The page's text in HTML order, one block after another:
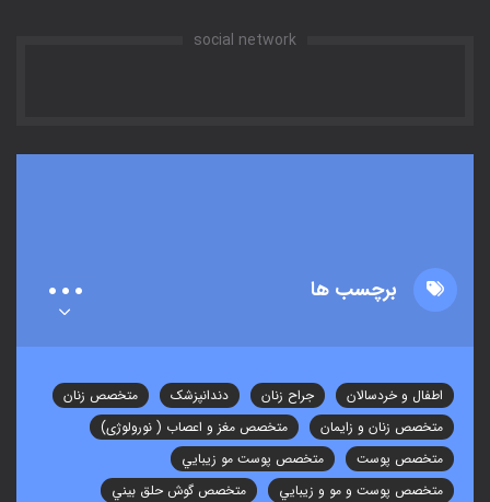
social network
برچسب ها
اطفال و خردسالان جراح زنان دندانپزشک
متخصص زنان
متخصص زنان و زایمان
متخصص مغز و اعصاب ( نورولوژی)
متخصص پوست
متخصص پوست مو زيبايي
متخصص پوست و مو و زيبايي
متخصص گوش حلق بيني